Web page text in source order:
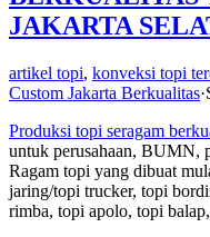
JAKARTA
artikel topi, konveksi topi
Custom Jakarta Berkualitas·
Produksi topi seragam
untuk perusahaan, BUMN,
Ragam topi yang dibuat
jaring/topi trucker, topi
rimba, topi apolo, topi